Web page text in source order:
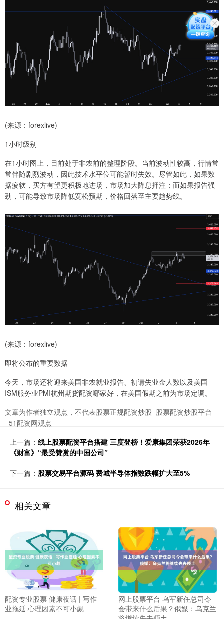
(来源：forexlive)
1小时级别
在1小时图上，目前处于非农前的整理阶段。当前波动性较高，行情常
常伴随剧烈波动，因此技术水平位可能暂时失效。尽管如此，如果数
据疲软，买方有望更积极地进场，市场加大降息押注；而如果报告强
劲，可能导致市场降低宽松预期，价格回落至主要趋势线。
(来源：forexlive)
即将公布的重要数据
今天，市场还将迎来美国非农就业报告、初请失业金人数以及美国
ISM服务业PMI杭州期货配资哪家好，在美国假期之前为市场定调。
文章为作者独立观点，不代表股票正规配资炒股_股票配资炒股平台
_51配资网观点
上一篇： 线上股票配资平台搭建 三度登榜！爱康集团荣获2026年
《财富》“最受赞赏的中国公司”
下一篇： 股票交易平台源码 费城半导体指数跌幅扩大至5%
相关文章
配资专业股票 健康夜话 | 写作
业拖延 心理因素不可小觑
网上股票平台 乌军新任总司令
会带来什么后果？俄媒：乌克兰